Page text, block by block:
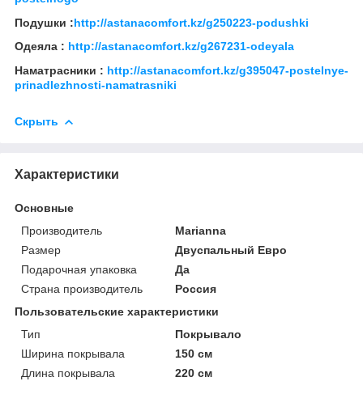
Подушки :http://astanacomfort.kz/g250223-podushki
Одеяла : http://astanacomfort.kz/g267231-odeyala
Наматрасники : http://astanacomfort.kz/g395047-postelnye-
prinadlezhnosti-namatrasniki
Скрыть
Характеристики
Основные
Производитель
Marianna
Размер
Двуспальный Евро
Подарочная упаковка
Да
Страна производитель
Россия
Пользовательские характеристики
Тип
Покрывало
Ширина покрывала
150 см
Длина покрывала
220 см